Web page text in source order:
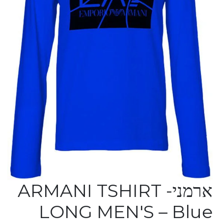
ארמני- ARMANI TSHIRT
LONG MEN'S – Blue